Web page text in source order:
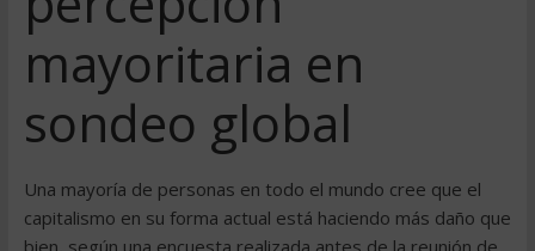
mayoritaria en
sondeo global
Una mayoría de personas en todo el mundo cree que el
capitalismo en su forma actual está haciendo más daño que
bien, según una encuesta realizada antes de la reunión de